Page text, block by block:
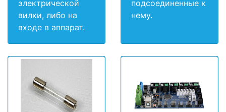
электрической
вилки, либо на
входе в аппарат.
подсоединенные к
нему.